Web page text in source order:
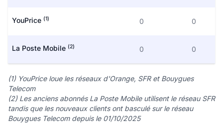
YouPrice (1) 0 0
La Poste Mobile (2) 0 0
(1) YouPrice loue les réseaux d'Orange, SFR et Bouygues
Telecom
(2) Les anciens abonnés La Poste Mobile utilisent le réseau SFR
tandis que les nouveaux clients ont basculé sur le réseau
Bouygues Telecom depuis le 01/10/2025